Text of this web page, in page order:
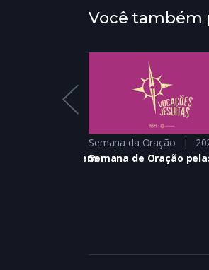
Você também
para Jovem
Semana da Oração
Semana de Oração